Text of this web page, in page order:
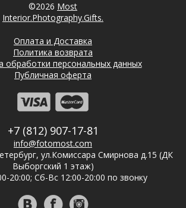
©2026 Most
Interior.Photography.Gifts.
Оплата и Доставка
Политика возврата
обработки персональных данных
Публичная оферта
+7 (812) 907-17-81
info@fotomost.com
ул.Комиссара Смирнова д.15 (ДК
Выборгский 1 этаж)
20:00; Сб-Вс 12:00-20:00 по звонку